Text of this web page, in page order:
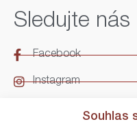
Souhlas
Sledujte nás
Facebook
Instagram